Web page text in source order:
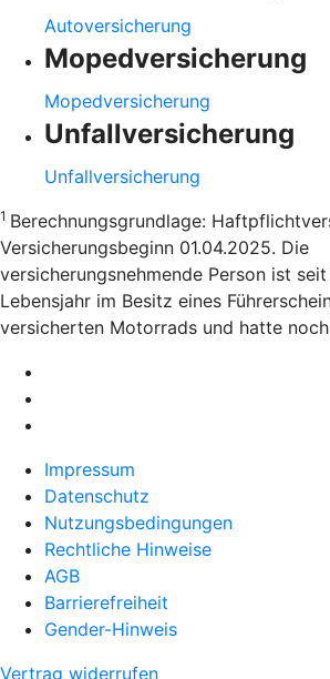
Autoversicherung
Mopedversicherung
Mopedversicherung
Unfallversicherung
Unfallversicherung
1 Berechnungsgrundlage:
Versicherungsbeginn 01.04.2025. Die
versicherungsnehmende Person ist seit
Lebensjahr im Besitz eines
versicherten Motorrads und hatte
Impressum
Datenschutz
Nutzungsbedingungen
Rechtliche Hinweise
AGB
Barrierefreiheit
Gender-Hinweis
Vertrag widerrufen